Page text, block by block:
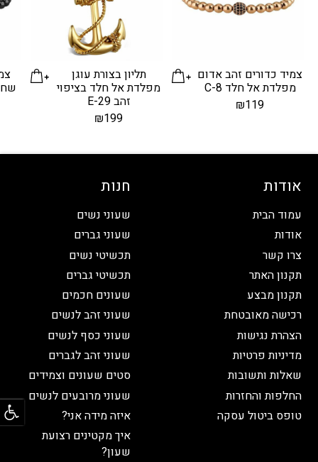
צמיד כדורים זהב אדום
מפלדת אל חלד C-8
₪119
תליון בצורת עוגן
מפלדת אל חלד בציפוי
זהב E-29
₪199
אודות
עמוד הבית
אודות
צרו קשר
תקנון האתר
תקנון מבצע
רכישה מאובטחת
הצהרת נגישות
מדיניות פרטיות
שאלות ותשובות
החלפות והחזרות
טופס ביטול עסקה
חנות
שעוני נשים
שעוני גברים
תכשיטי נשים
תכשיטי גברים
שעונים חכמים
שעוני זהב לנשים
שעוני כסף לנשים
שעוני זהב לגברים
סטים שעונים וצמידים
שעוני מרובעים לנשים
איזה מידה אני?
איך מקטינים רצועת
שעון?